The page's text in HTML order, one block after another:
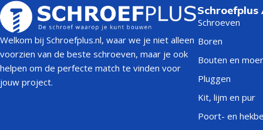
Welkom bij Schroefplus.nl, waar we je niet alleen
voorzien van de beste schroeven, maar je ook
helpen om de perfecte match te vinden voor
jouw project.
Schroeven
Boren
Bouten en
Pluggen
Kit, lijm en pur
Poort- en